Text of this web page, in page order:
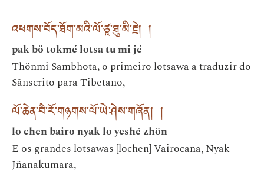
འཕགས་བོད་ཐོག་མའི་ལོ་ཙཱ་ཐུ་མི་རྗེ། །
pak bö tokmé lotsa tu mi jé
Thönmi Sambhota, o primeiro lotsawa a traduzir do
Sânscrito para Tibetano,
ལོ་ཆེན་བཻ་རོ་གཉགས་ལོ་ཡེ་ཤེས་གཞོན། །
lo chen bairo nyak lo yeshé zhön
E os grandes lotsawas [lochen] Vairocana, Nyak
Jñanakumara,